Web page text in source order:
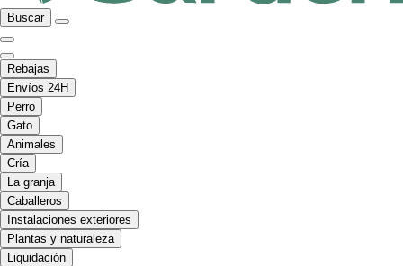
Buscar
Rebajas
Envíos 24H
Perro
Gato
Animales
Cría
La granja
Caballeros
Instalaciones exteriores
Plantas y naturaleza
Liquidación